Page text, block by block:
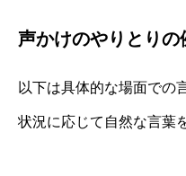
声かけのやりとりの
以下は具体的な場面での
状況に応じて自然な言葉